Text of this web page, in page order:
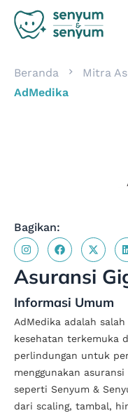
Beranda Mitra
AdMedika
Bagikan:
Asuransi
Informasi Umum
AdMedika adalah
kesehatan terkemuka
perlindungan untuk
menggunakan
seperti Senyum &
dari scaling, tambal,